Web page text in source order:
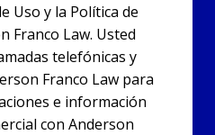
Uso y la Política de
Franco Law. Usted
telefónicas y
Franco Law para
e información
con Anderson